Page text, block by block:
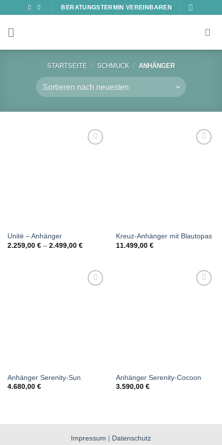
springen
BERATUNGSTERMIN VEREINBAREN
STARTSEITE / SCHMUCK / ANHÄNGER
Unitè – Anhänger
2.259,00 €– 2.499,00 €
Kreuz-Anhänger mit Blautopas
11.499,00 €
Anhänger Serenity-Sun
4.680,00 €
Anhänger Serenity-Cocoon
3.590,00 €
Impressum | Datenschutz